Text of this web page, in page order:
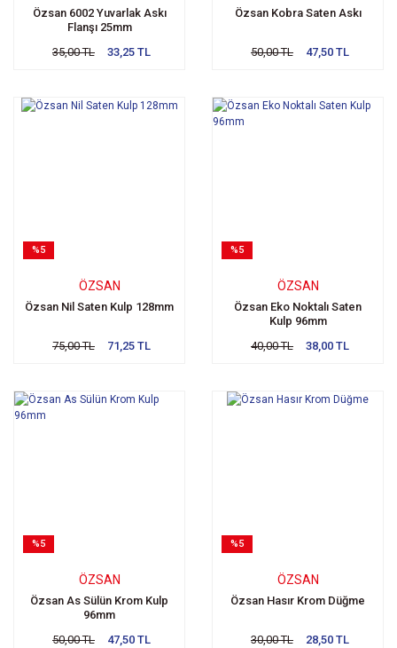
Özsan 6002 Yuvarlak Askı
Flanşı 25mm
35,00 TL
33,25 TL
Özsan Kobra Saten Askı
50,00 TL 47,50 TL
%5
ÖZSAN
Özsan Nil Saten Kulp 128mm
75,00 TL 71,25 TL
%5
ÖZSAN
Özsan Eko Noktalı Saten
Kulp 96mm
40,00 TL
38,00 TL
%5
ÖZSAN
Özsan As Sülün Krom Kulp
96mm
50,00 TL
47,50 TL
%5
ÖZSAN
Özsan Hasır Krom Düğme
30,00 TL 28,50 TL